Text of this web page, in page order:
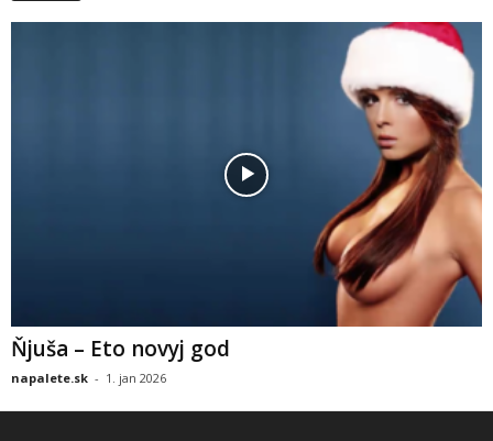
Ňjuša – Eto novyj god
napalete.sk - 1. jan 2026